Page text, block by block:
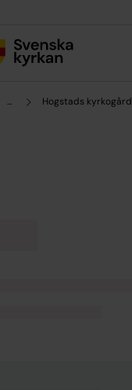
... Hogstads kyrkogård